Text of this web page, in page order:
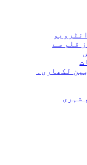
قلم سے
لکھاری۔
شہری